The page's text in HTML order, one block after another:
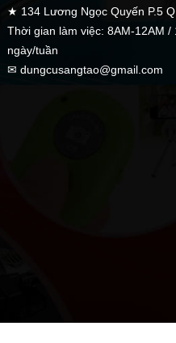
★ 134 Lương Ngọc Quyến P.5
Thời gian làm việc: 8AM-12AM /
ngày/tuần
✉ dungcusangtao@gmail.com